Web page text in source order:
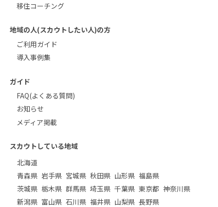
移住コーチング
地域の人(スカウトしたい人)の方
ご利用ガイド
導入事例集
ガイド
FAQ(よくある質問)
お知らせ
メディア掲載
スカウトしている地域
北海道
青森県 岩手県 宮城県 秋田県 山形県 福島県
茨城県 栃木県 群馬県 埼玉県 千葉県 東京都 神奈川県
新潟県 富山県 石川県 福井県 山梨県 長野県